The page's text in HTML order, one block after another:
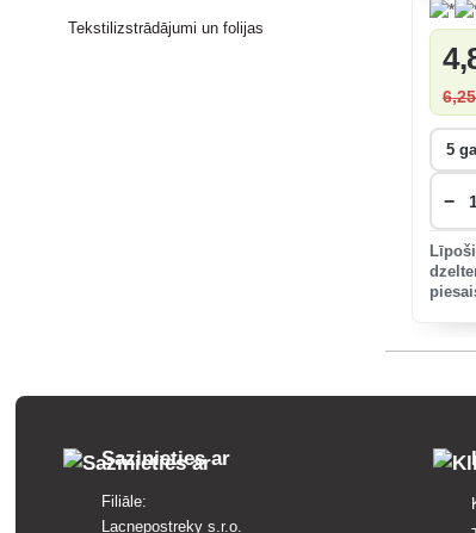
Tekstilizstrādājumi un folijas
4
6
−
Sazinieties ar
Filiāle:
Lacnepostreky s.r.o.